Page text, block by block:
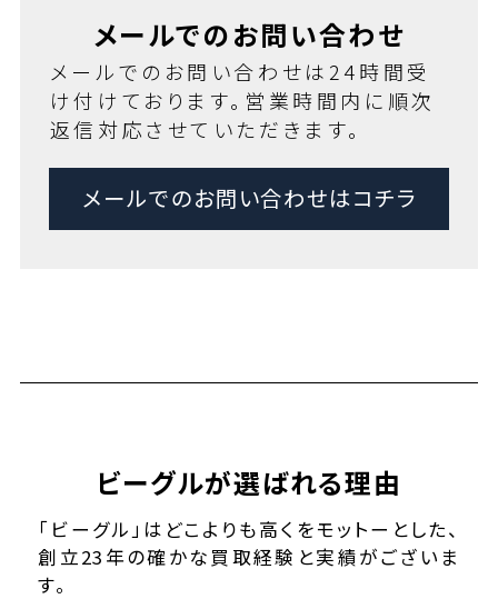
メールでのお問い合わせ
メールでのお問い合わせは24時間受
け付けております。営業時間内に順次
返信対応させていただきます。
メールでのお問い合わせはコチラ
ビーグルが選ばれる理由
「ビーグル」はどこよりも高くをモットーとした、
創立23年の確かな買取経験と実績がございま
す。